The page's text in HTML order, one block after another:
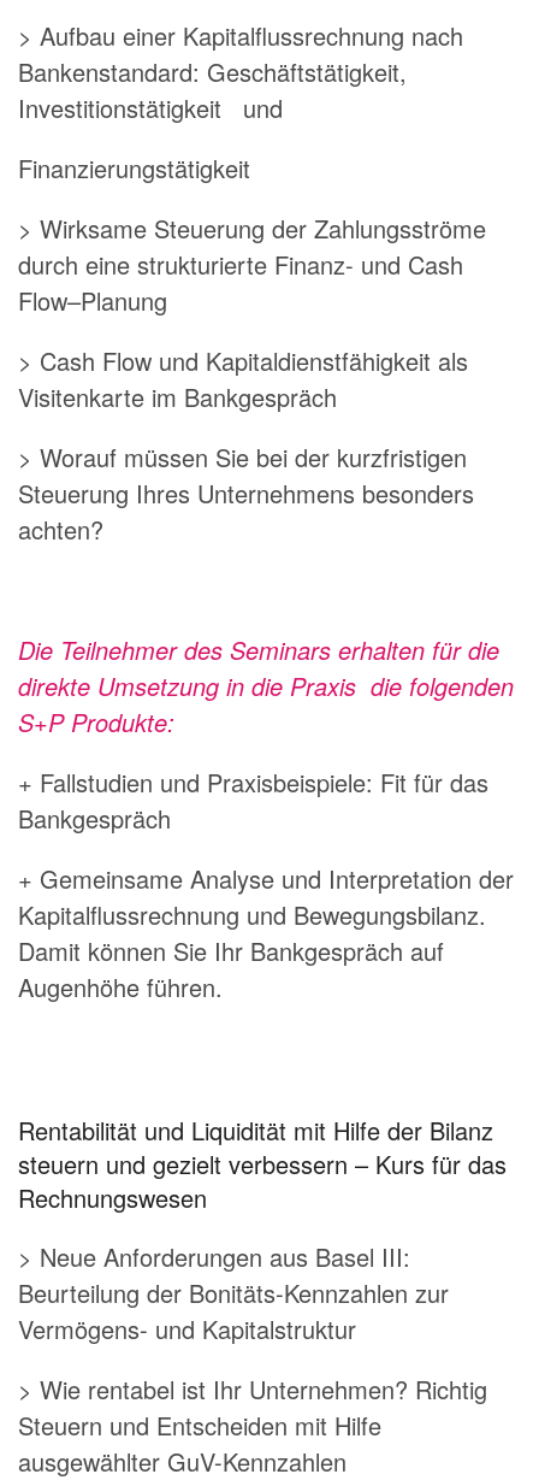
> Aufbau einer Kapitalflussrechnung nach
Bankenstandard: Geschäftstätigkeit,
Investitionstätigkeit und
Finanzierungstätigkeit
> Wirksame Steuerung der Zahlungsströme
durch eine strukturierte Finanz- und Cash
Flow–Planung
> Cash Flow und Kapitaldienstfähigkeit als
Visitenkarte im Bankgespräch
> Worauf müssen Sie bei der kurzfristigen
Steuerung Ihres Unternehmens besonders
achten?
Die Teilnehmer des Seminars erhalten für die
direkte Umsetzung in die Praxis die folgenden
S+P Produkte:
+ Fallstudien und Praxisbeispiele: Fit für das
Bankgespräch
+ Gemeinsame Analyse und Interpretation der
Kapitalflussrechnung und Bewegungsbilanz.
Damit können Sie Ihr Bankgespräch auf
Augenhöhe führen.
Rentabilität und Liquidität mit Hilfe der Bilanz
steuern und gezielt verbessern – Kurs für das
Rechnungswesen
> Neue Anforderungen aus Basel III:
Beurteilung der Bonitäts-Kennzahlen zur
Vermögens- und Kapitalstruktur
> Wie rentabel ist Ihr Unternehmen? Richtig
Steuern und Entscheiden mit Hilfe
ausgewählter GuV-Kennzahlen